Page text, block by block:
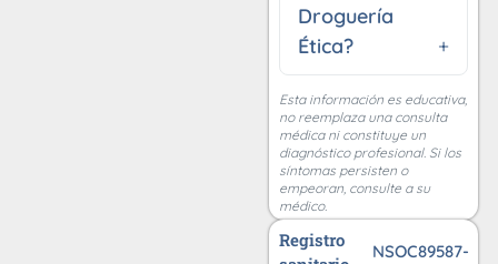
Droguería
Ética?
Esta información es educativa,
no reemplaza una consulta
médica ni constituye un
diagnóstico profesional. Si los
síntomas persisten o
empeoran, consulte a su
médico.
Registro
NSOC89587-